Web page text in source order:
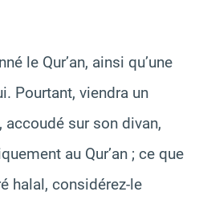
le Qur’an, ainsi qu’une
Pourtant, viendra un
sur son divan,
au Qur’an ; ce que
halal, considérez-le